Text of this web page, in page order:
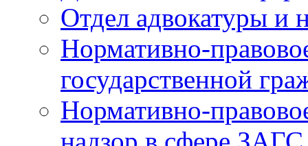
Отдел адвокатуры и
Нормативно-
государственной
Нормативно-